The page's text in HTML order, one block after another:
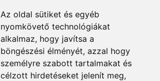
Az oldal sütiket és egyéb
nyomkövető technológiákat
alkalmaz, hogy javítsa a
böngészési élményét, azzal hogy
személyre szabott tartalmakat és
célzott hirdetéseket jelenít meg,
FELHASZNÁL
REGISZTRÁLJON A CÍMEN
BEJELENTKEZÉ
BEVÁSÁRLÓKOSÁ